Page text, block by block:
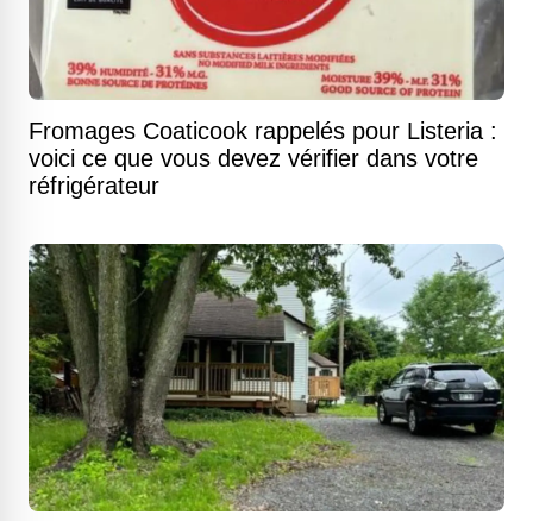
Fromages Coaticook rappelés pour Listeria :
voici ce que vous devez vérifier dans votre
réfrigérateur